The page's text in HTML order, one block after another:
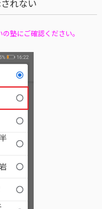
れない
の塾にご確認ください。